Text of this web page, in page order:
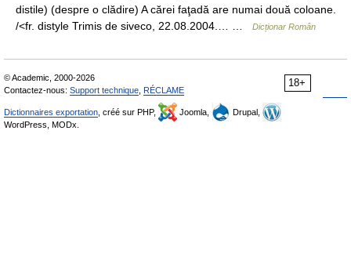
distile) (despre o clădire) A cărei faţadă are numai două coloane.
/<fr. distyle Trimis de siveco, 22.08.2004.… …
Dicționar Român
18+
© Academic, 2000-2026
Contactez-nous: Support technique RÉCLAME
Dictionnaires exportation , créé sur PHP, Joomla,
Drupal,
WordPress, MODx.